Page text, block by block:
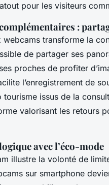
pour les visiteurs
:
webcams transforme la
de partager ses
proches de profiter
l’enregistrement de
issus de la
valorisant les retours
avec l’éco-mode
illustre la volonté de
sur smartphone